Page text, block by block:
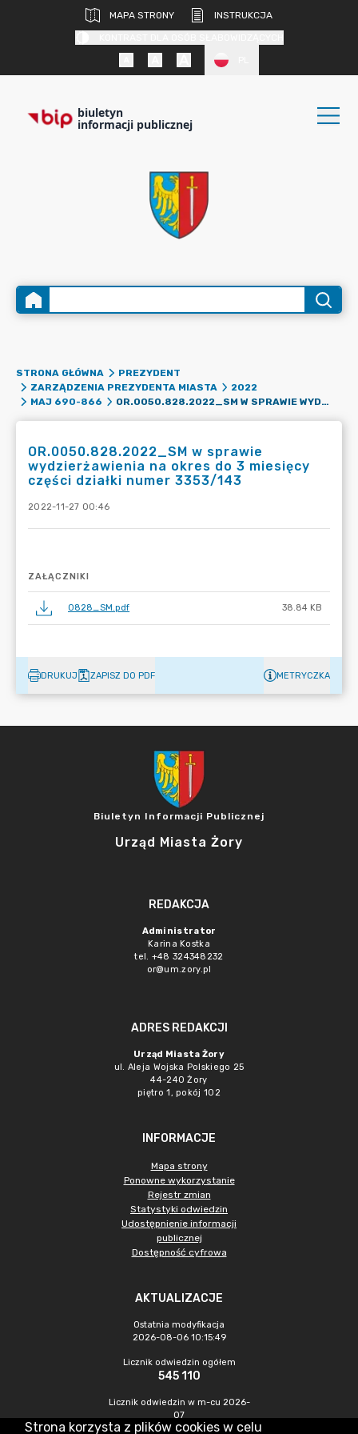
MAPA STRONY
INSTRUKCJA
biuletyn
informacji publicznej
STRONA GŁÓWNA
PREZYDENT
ZARZĄDZENIA PREZYDENTA MIASTA
2022
MAJ 690-866
OR.0050.828.2022_SM W SPRAWIE WYDZIERŻAWIENIA NA OKRES DO 3 MIESIĘCY CZĘŚCI DZIAŁKI NUMER 3353/143
OR.0050.828.2022_SM w sprawie
wydzierżawienia na okres do 3 miesięcy
części działki numer 3353/143
2022-11-27 00:46
ZAŁĄCZNIKI
0828_SM.pdf 38.84 KB
DRUKUJ ZAPISZ DO PDF METRYCZKA
Biuletyn Informacji Publicznej
Urząd Miasta Żory
REDAKCJA
Administrator
Karina Kostka
tel. +48 324348232
or@um.zory.pl
ADRES REDAKCJI
Urząd Miasta Żory
ul. Aleja Wojska Polskiego 25
44-240 Żory
piętro 1, pokój 102
INFORMACJE
Mapa strony
Ponowne wykorzystanie
Rejestr zmian
Statystyki odwiedzin
Udostępnienie informacji
publicznej
Dostępność cyfrowa
AKTUALIZACJE
Ostatnia modyfikacja
2026-08-06 10:15:49
Licznik odwiedzin ogółem
545 110
Licznik odwiedzin w m-cu 2026-
07
1 126
Strona korzysta z plików cookies w celu